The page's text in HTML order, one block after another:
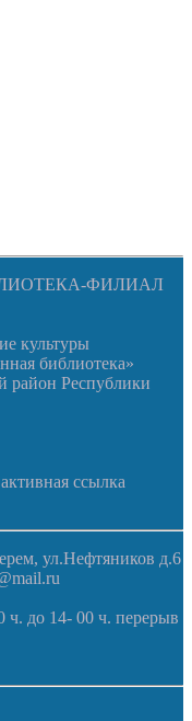
ФИЛИАЛ
культуры
библиотека»
район Республики
ссылка
ул.Нефтяников д.6
ч. до 14- 00 ч. перерыв